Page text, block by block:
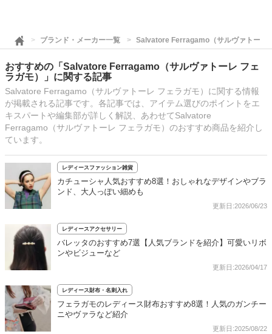
ブランド・メーカー一覧 Salvatore Ferragamo（サルヴァトーレ
おすすめの「Salvatore Ferragamo（サルヴァトーレ フェ
ラガモ）」に関する記事
Salvatore Ferragamo（サルヴァトーレ フェラガモ）に関する情報
が掲載される記事です。各記事では、アイテム選びのポイントをエ
キスパートや編集部が詳しく解説、あわせてSalvatore
Ferragamo（サルヴァトーレ フェラガモ）のおすすめ商品を紹介し
ています。
レディースファッション雑貨
カチューシャ人気おすすめ8選！おしゃれなデザインやブラ
ンド、大人っぽい細めも
更新日:2026/06/23
レディースアクセサリー
バレッタのおすすめ7選【人気ブランドを紹介】可愛いリボ
ンやビジューなど
更新日:2026/04/17
レディース財布・名刺入れ
フェラガモのレディース財布おすすめ8選！人気のガンチー
ニやヴァラなど紹介
更新日:2025/08/22